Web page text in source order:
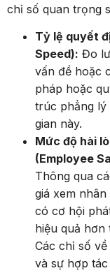
chỉ số quan trọng
Tỷ lệ quyết
Speed): Đo
vấn đề hoặc
pháp hoặc
trúc phẳng lý
gian này.
Mức độ hài
(Employee
Thông qua
giá xem
có cơ hội
hiệu quả
Các chỉ số
và sự hợp